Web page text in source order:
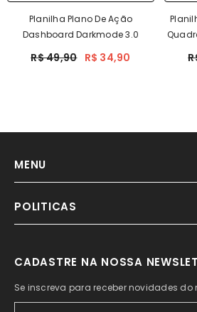
Planilha Plano De Ação
Dashboard Darkmode 3.0
R$ 49,90 R$ 34,90
MENU
POLITICAS
CADASTRE NA NOSSA
Se inscreva para receber novidades do